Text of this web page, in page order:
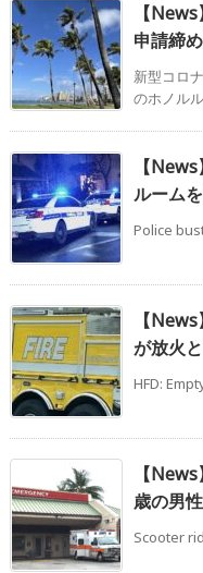
【
申請締
新型コロ
のホノル
【
ルーム
Police
【
が放火
HFD:
【
歳の男
Scooter